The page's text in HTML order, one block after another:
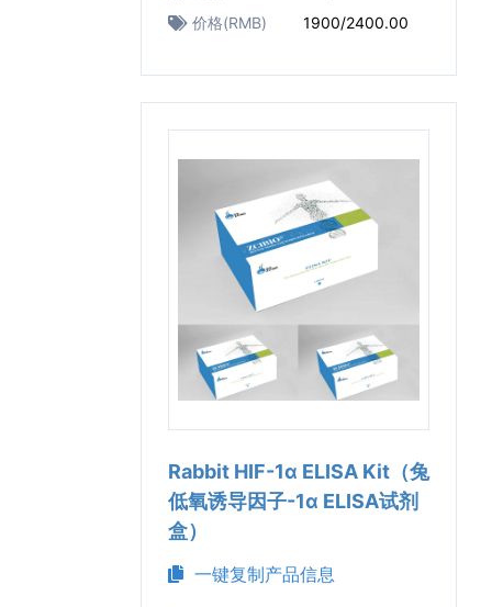
价格(RMB)
1900/2400.00
Rabbit HIF-1α ELISA Kit（兔
低氧诱导因子-1α ELISA试剂
盒）
一键复制产品信息